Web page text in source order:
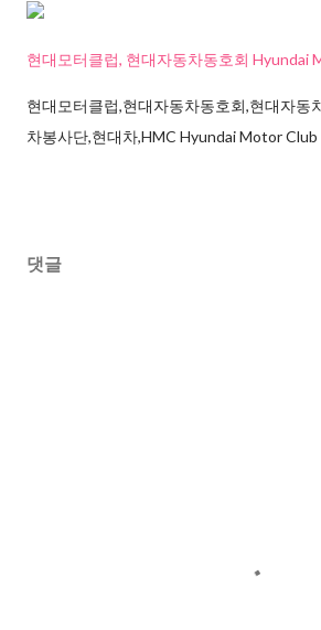
현대모터클럽, 현대자동차동호회 Hyundai
현대모터클럽,현대자동차동호회,현대자동
차봉사단,현대차,HMC Hyundai Motor Club
댓글